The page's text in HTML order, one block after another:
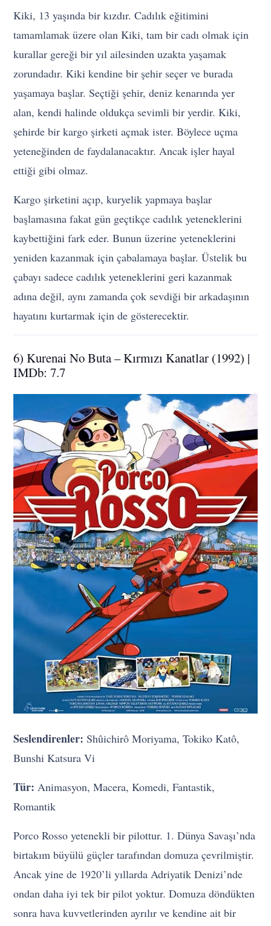
Kiki, 13 yaşında bir kızdır. Cadılık eğitimini
tamamlamak üzere olan Kiki, tam bir cadı olmak için
kurallar gereği bir yıl ailesinden uzakta yaşamak
zorundadır. Kiki kendine bir şehir seçer ve burada
yaşamaya başlar. Seçtiği şehir, deniz kenarında yer
alan, kendi halinde oldukça sevimli bir yerdir. Kiki,
şehirde bir kargo şirketi açmak ister. Böylece uçma
yeteneğinden de faydalanacaktır. Ancak işler hayal
ettiği gibi olmaz.
Kargo şirketini açıp, kuryelik yapmaya başlar
başlamasına fakat gün geçtikçe cadılık yeteneklerini
kaybettiğini fark eder. Bunun üzerine yeteneklerini
yeniden kazanmak için çabalamaya başlar. Üstelik bu
çabayı sadece cadılık yeteneklerini geri kazanmak
adına değil, aynı zamanda çok sevdiği bir arkadaşının
hayatını kurtarmak için de gösterecektir.
6) Kurenai No Buta – Kırmızı Kanatlar (1992) |
IMDb: 7.7
Seslendirenler: Shûichirô Moriyama, Tokiko Katô,
Bunshi Katsura Vi
Tür: Animasyon, Macera, Komedi, Fantastik,
Romantik
Porco Rosso yetenekli bir pilottur. 1. Dünya Savaşı’nda
birtakım büyülü güçler tarafından domuza çevrilmiştir.
Ancak yine de 1920’li yıllarda Adriyatik Denizi’nde
ondan daha iyi tek bir pilot yoktur. Domuza döndükten
sonra hava kuvvetlerinden ayrılır ve kendine ait bir